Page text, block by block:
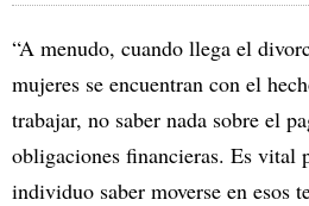
“A menudo, cuando llega el
mujeres se encuentran con el
trabajar, no saber nada sobre el
obligaciones financieras. Es vital
individuo saber moverse en esos